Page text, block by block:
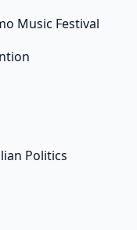
Music Festival
Politics